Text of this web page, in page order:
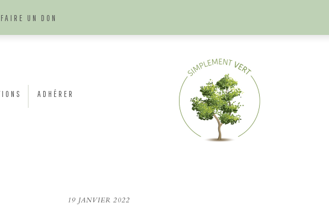
FAIRE UN DON
ADHÉRER
19 JANVIER 2022